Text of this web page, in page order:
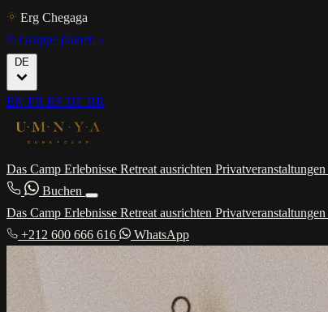
Erg Chegaga
Gruppe planen
DE
EN FR ES DE BR
Das Camp Erlebnisse Retreat ausrichten Privatveranstaltungen
Buchen
Das Camp Erlebnisse Retreat ausrichten Privatveranstaltungen
+212 600 666 616
WhatsApp